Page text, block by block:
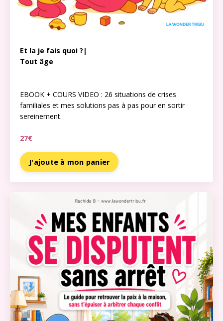
Et la je fais quoi ?|
Tout âge
EBOOK + COURS VIDEO : 26 situations de crises
familiales et mes solutions pas à pas pour en sortir
sereinement.
27€
J'ajoute à mon panier